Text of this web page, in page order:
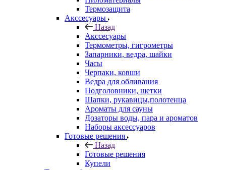
Термозащита
Аксcесуары
Назад
Аксcесуары
Термометры, гигрометры
Запарники, ведра, шайки
Часы
Черпаки, ковши
Ведра для обливания
Подголовники, щетки
Шапки, рукавицы,полотенца
Ароматы для сауны
Дозаторы воды, пара и ароматов
Наборы аксессуаров
Готовые решения
Назад
Готовые решения
Купели